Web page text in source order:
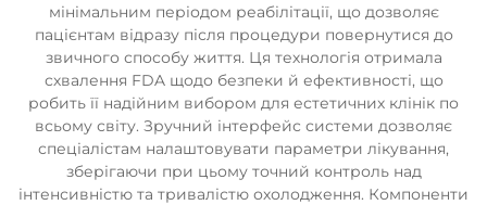
мінімальним періодом реабілітації, що дозволяє
пацієнтам відразу після процедури повернутися до
звичного способу життя. Ця технологія отримала
схвалення FDA щодо безпеки й ефективності, що
робить її надійним вибором для естетичних клінік по
всьому світу. Зручний інтерфейс системи дозволяє
спеціалістам налаштовувати параметри лікування,
зберігаючи при цьому точний контроль над
інтенсивністю та тривалістю охолодження. Компоненти